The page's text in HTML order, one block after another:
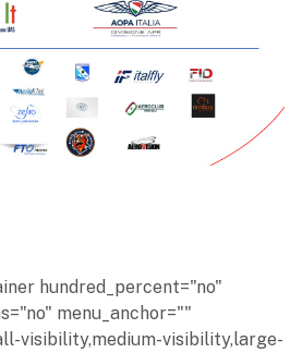
hundred_percent="no"
menu_anchor=""
visibility,medium-visibility,large-